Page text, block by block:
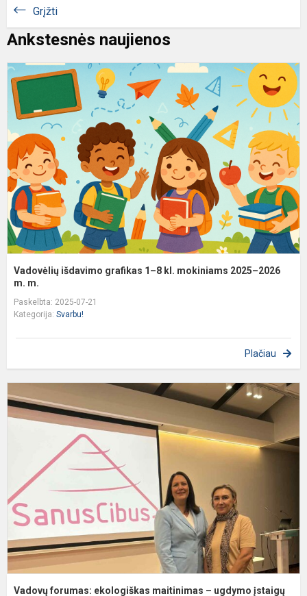
Grįžti
Ankstesnės naujienos
Vadovėlių išdavimo grafikas 1–8 kl. mokiniams 2025–2026
m. m.
Paskelbta: 2025-07-21
Kategorija: Svarbu!
Plačiau
Vadovų forumas: ekologiškas maitinimas – ugdymo įstaigų